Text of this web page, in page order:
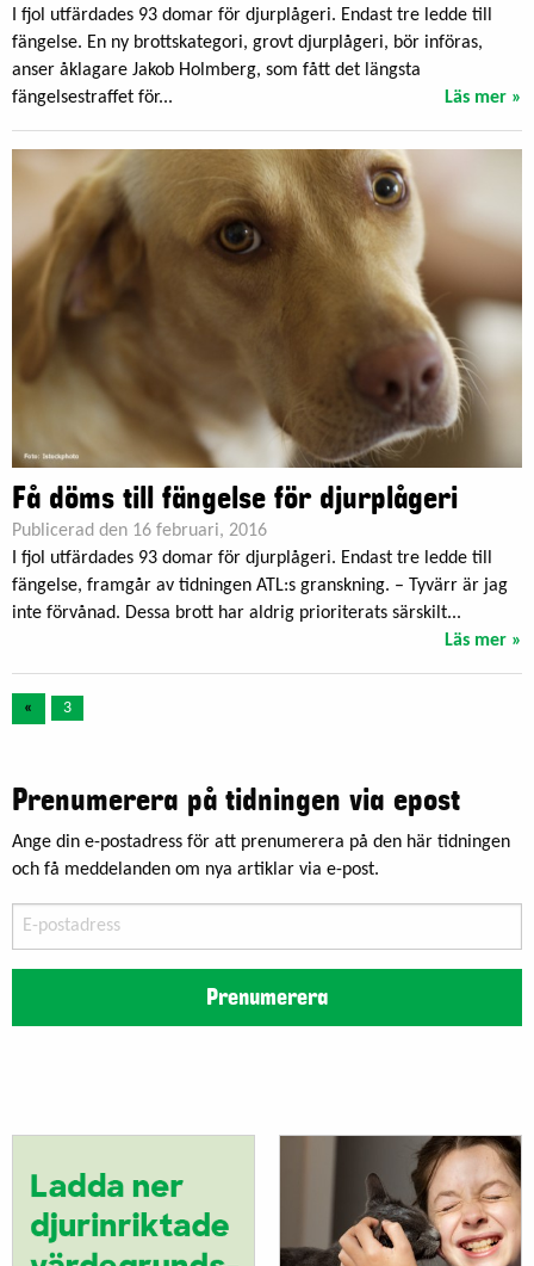
I fjol utfärdades 93 domar för djurplågeri. Endast tre ledde till
fängelse. En ny brottskategori, grovt djurplågeri, bör införas,
anser åklagare Jakob Holmberg, som fått det längsta
fängelsestraffet för...
Läs mer »
Få döms till fängelse för djurplågeri
Publicerad den 16 februari, 2016
I fjol utfärdades 93 domar för djurplågeri. Endast tre ledde till
fängelse, framgår av tidningen ATL:s granskning. – Tyvärr är jag
inte förvånad. Dessa brott har aldrig prioriterats särskilt...
Läs mer »
« 3
Prenumerera på tidningen via epost
Ange din e-postadress för att prenumerera på den här tidningen
och få meddelanden om nya artiklar via e-post.
postadress
Prenumerera